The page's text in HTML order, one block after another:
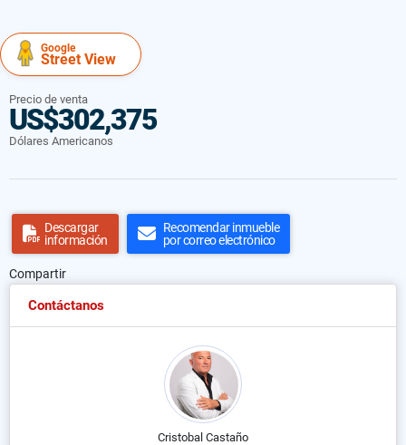
Google
Street View
Precio de venta
US$302,375
Dólares Americanos
Descargar
información
Recomendar inmueble
por correo electrónico
Compartir
Contáctanos
Cristobal Castaño